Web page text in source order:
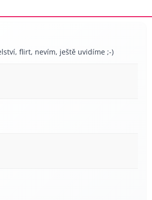
flirt, nevím, ještě uvidíme ;-)